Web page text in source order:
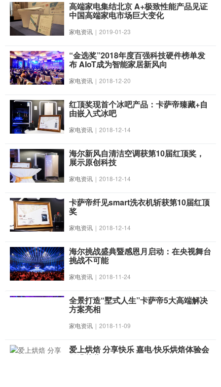
高端家电集结北京 A+极致性能产品见证
中国高端家电市场巨大变化
家电资讯 | 2019-01-23
“金选奖”2018年度百强科技硬件榜单发
布 AIoT成为智能家居新风向
家电资讯 | 2018-12-20
红顶奖现首个冰吧产品：卡萨帝臻藏+自
由嵌入式冰吧
家电资讯 | 2018-12-14
海尔新风自清洁空调获第10届红顶奖，
展示原创科技
家电资讯 | 2018-12-14
卡萨帝纤见smart洗衣机斩获第10届红顶
奖
家电资讯 | 2018-12-14
海尔挑战盛典暨感恩月启动：在央视舞台
挑战不可能
家电资讯 | 2018-11-24
全景打造“墅式人生”卡萨帝5大高端解决
方案亮相
家电资讯 | 2018-11-09
爱上烘焙 分享快乐 嘉电·快乐烘焙体验会
圆满落幕